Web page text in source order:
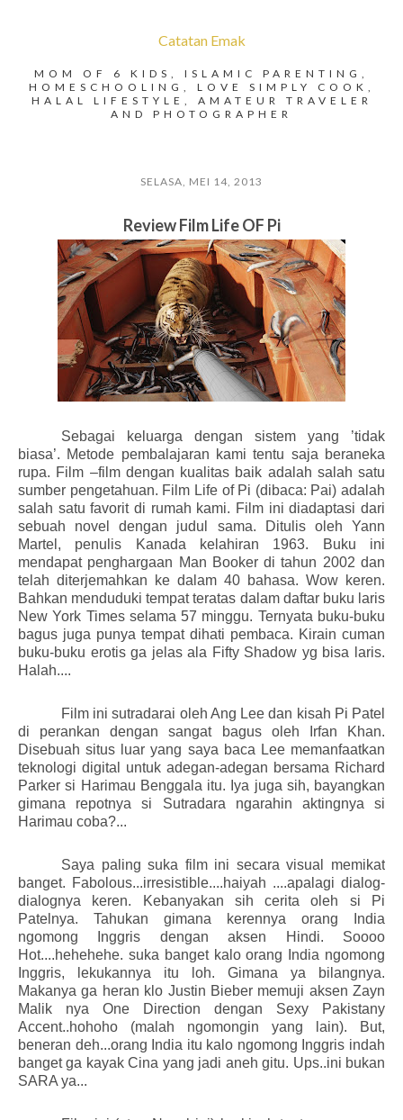
Catatan Emak
MOM OF 6 KIDS, ISLAMIC PARENTING,
HOMESCHOOLING, LOVE SIMPLY COOK,
HALAL LIFESTYLE, AMATEUR TRAVELER
AND PHOTOGRAPHER
SELASA, MEI 14, 2013
Review Film Life OF Pi
Sebagai keluarga dengan sistem yang ’tidak
biasa’. Metode pembalajaran kami tentu saja beraneka
rupa. Film –film dengan kualitas baik adalah salah satu
sumber pengetahuan. Film Life of Pi (dibaca: Pai) adalah
salah satu favorit di rumah kami. Film ini diadaptasi dari
sebuah novel dengan judul sama. Ditulis oleh Yann
Martel, penulis Kanada kelahiran 1963. Buku ini
mendapat penghargaan Man Booker di tahun 2002 dan
telah diterjemahkan ke dalam 40 bahasa. Wow keren.
Bahkan menduduki tempat teratas dalam daftar buku laris
New York Times selama 57 minggu. Ternyata buku-buku
bagus juga punya tempat dihati pembaca. Kirain cuman
buku-buku erotis ga jelas ala Fifty Shadow yg bisa laris.
Halah....
Film ini sutradarai oleh Ang Lee dan kisah Pi Patel
di perankan dengan sangat bagus oleh Irfan Khan.
Disebuah situs luar yang saya baca Lee memanfaatkan
teknologi digital untuk adegan-adegan bersama Richard
Parker si Harimau Benggala itu. Iya juga sih, bayangkan
gimana repotnya si Sutradara ngarahin aktingnya si
Harimau coba?...
Saya paling suka film ini secara visual memikat
banget. Fabolous...irresistible....haiyah ....apalagi dialog-
dialognya keren. Kebanyakan sih cerita oleh si Pi
Patelnya. Tahukan gimana kerennya orang India
ngomong Inggris dengan aksen Hindi. Soooo
Hot....hehehehe. suka banget kalo orang India ngomong
Inggris, lekukannya itu loh. Gimana ya bilangnya.
Makanya ga heran klo Justin Bieber memuji aksen Zayn
Malik nya One Direction dengan Sexy Pakistany
Accent..hohoho (malah ngomongin yang lain). But,
beneran deh...orang India itu kalo ngomong Inggris indah
banget ga kayak Cina yang jadi aneh gitu. Ups..ini bukan
SARA ya...